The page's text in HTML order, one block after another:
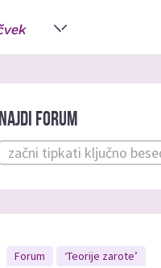
Najdi forum
Forum ‘Teorije zarote’